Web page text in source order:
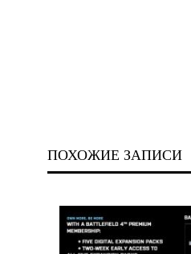
ПОХОЖИЕ ЗАПИСИ